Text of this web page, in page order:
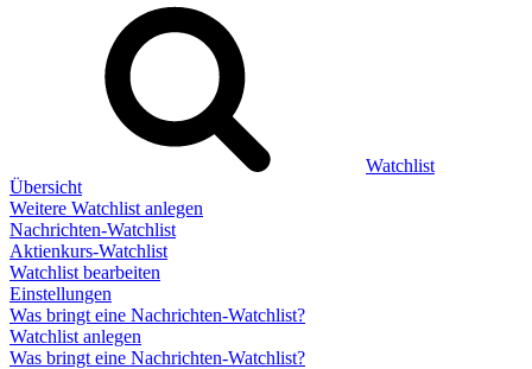
Watchlist
Übersicht
Weitere Watchlist anlegen
Nachrichten-Watchlist
Aktienkurs-Watchlist
Watchlist bearbeiten
Einstellungen
Was bringt eine Nachrichten-Watchlist?
Watchlist anlegen
Was bringt eine Nachrichten-Watchlist?